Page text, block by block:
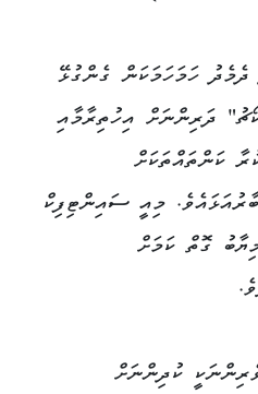
ހަމަހަމަކަން ގެންގުޅޭ
ދަރިންނަށް އިހުތިރާމާއި
ކަންތައްތަކަށް
މިއީ ސައިންޓިފިކް
ގޮތް ކަމަށް
ކުދިންނަށް